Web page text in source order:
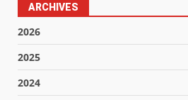
ARCHIVES
2026
2025
2024